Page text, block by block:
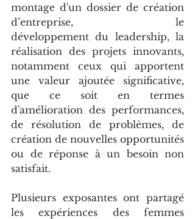
montage d'un dossier de création
d’entreprise, le
développement du leadership, la
réalisation des projets innovants,
notamment ceux qui apportent
une valeur ajoutée significative,
que ce soit en termes
d'amélioration des performances,
de résolution de problèmes, de
création de nouvelles opportunités
ou de réponse à un besoin non
satisfait.
Plusieurs exposantes ont partagé
les expériences des femmes